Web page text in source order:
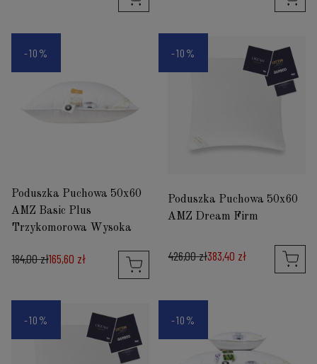
Poduszka Puchowa 50x60
AMZ Basic Plus
Trzykomorowa Wysoka
184,00 zł165,60 zł
-10%
Poduszka Puchowa 50x60
AMZ Dream Firm
426,00 zł383,40 zł
-10%
-10% -10%